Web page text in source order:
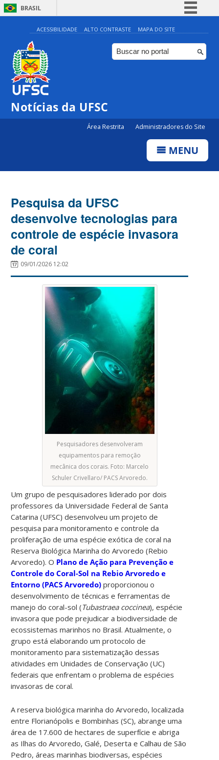
BRASIL
Simplifique!
Comunica BR
Participe
ACESSIBILIDADE ALTO CONTRASTE MAPA DO SITE
Notícias da UFSC
Área Restrita Administradores do Site
MENU
Pesquisa da UFSC
desenvolve tecnologias para
controle de espécie invasora
de coral
09/01/2026 12:02
Pesquisadores desenvolveram
equipamentos para remoção
mecânica dos corais. Foto: Marcelo
Schuler Crivellaro/ PACS Arvoredo.
Um grupo de pesquisadores liderado por dois
professores da Universidade Federal de Santa
Catarina (UFSC) desenvolveu um projeto de
pesquisa para monitoramento e controle da
proliferação de uma espécie exótica de coral na
Reserva Biológica Marinha do Arvoredo (Rebio
Arvoredo). O Plano de Ação para Prevenção e
Controle do Coral-Sol na Rebio Arvoredo e
Entorno (PACS Arvoredo) proporcionou o
desenvolvimento de técnicas e ferramentas de
manejo do coral-sol (Tubastraea coccinea), espécie
invasora que pode prejudicar a biodiversidade de
ecossistemas marinhos no Brasil. Atualmente, o
grupo está elaborando um protocolo de
monitoramento para sistematização dessas
atividades em Unidades de Conservação (UC)
federais que enfrentam o problema de espécies
invasoras de coral.
A reserva biológica marinha do Arvoredo, localizada
entre Florianópolis e Bombinhas (SC), abrange uma
área de 17.600 de hectares de superfície e abriga
as Ilhas do Arvoredo, Galé, Deserta e Calhau de São
Pedro, áreas marinhas biodiversas, espécies